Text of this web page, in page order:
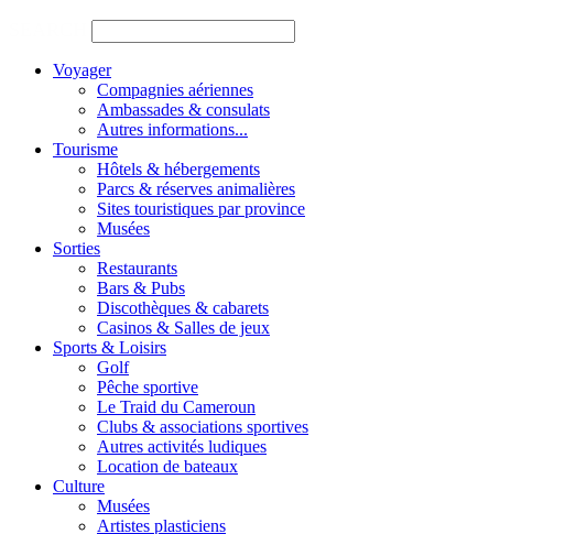
Voyager
Compagnies aériennes
Ambassades & consulats
Autres informations...
Tourisme
Hôtels & hébergements
Parcs & réserves animalières
Sites touristiques par province
Musées
Sorties
Restaurants
Bars & Pubs
Discothèques & cabarets
Casinos & Salles de jeux
Sports & Loisirs
Golf
Pêche sportive
Le Traid du Cameroun
Clubs & associations sportives
Autres activités ludiques
Location de bateaux
Culture
Musées
Artistes plasticiens